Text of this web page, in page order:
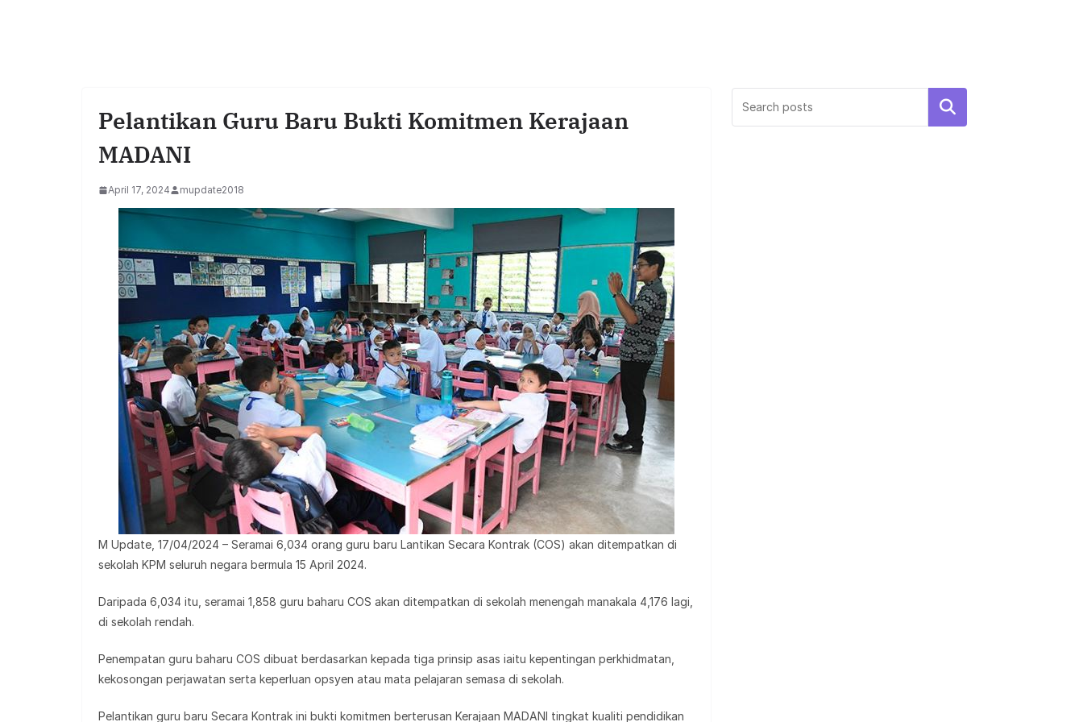
Pelantikan Guru Baru Bukti Komitmen Kerajaan
MADANI
April 17, 2024 mupdate2018
M Update, 17/04/2024 – Seramai 6,034 orang guru baru Lantikan Secara Kontrak (COS) akan ditempatkan di
sekolah KPM seluruh negara bermula 15 April 2024.
Daripada 6,034 itu, seramai 1,858 guru baharu COS akan ditempatkan di sekolah menengah manakala 4,176 lagi,
di sekolah rendah.
Penempatan guru baharu COS dibuat berdasarkan kepada tiga prinsip asas iaitu kepentingan perkhidmatan,
kekosongan perjawatan serta keperluan opsyen atau mata pelajaran semasa di sekolah.
Pelantikan guru baru Secara Kontrak ini bukti komitmen berterusan Kerajaan MADANI tingkat kualiti pendidikan
Search